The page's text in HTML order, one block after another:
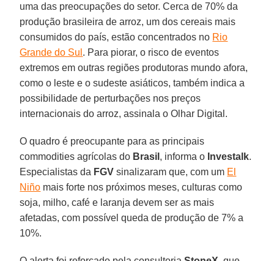
uma das preocupações do setor. Cerca de 70% da
produção brasileira de arroz, um dos cereais mais
consumidos do país, estão concentrados no Rio
Grande do Sul . Para piorar, o risco de eventos
extremos em outras regiões produtoras mundo afora,
como o leste e o sudeste asiáticos, também indica a
possibilidade de perturbações nos preços
internacionais do arroz, assinala o Olhar Digital.
O quadro é preocupante para as principais
commodities agrícolas do Brasil , informa o Investalk.
Especialistas da FGV sinalizaram que, com um El
Niño mais forte nos próximos meses, culturas como
soja, milho, café e laranja devem ser as mais
afetadas, com possível queda de produção de 7% a
10%.